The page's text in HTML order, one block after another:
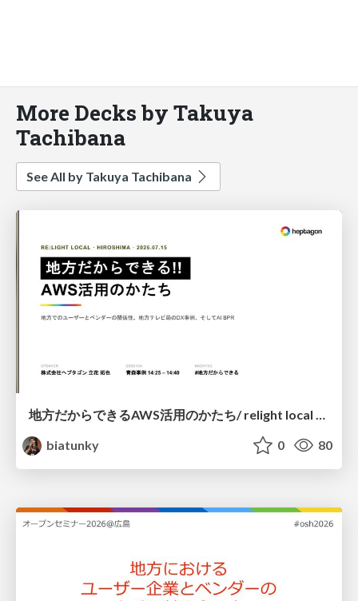
More Decks by Takuya
Tachibana
See All by Takuya Tachibana
地方だからできるAWS活用のかたち/ relight local hiroshima
biatunky
0 80